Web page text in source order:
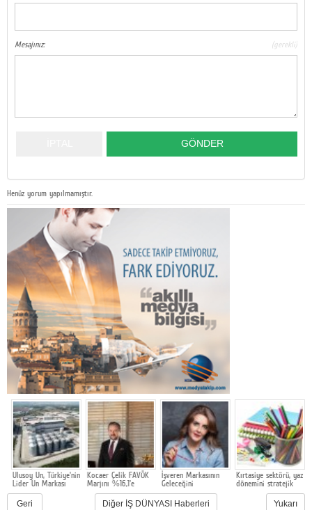
Mesajınız: (gerekli)
Henüz yorum yapılmamıştır.
Ulusoy Un, Türkiye'nin
Lider Un Markası
Olmayı Sürdürüyor
Kocaer Çelik FAVÖK
Marjını %16,1'e
Yükselterek Bilanço
Yapısını
İşveren Markasının
Geleceğini
Şekillendiren
Akademi 16. Kez
Kırtasiye sektörü, yaz
dönemini stratejik
hazırlık ve dönüşüm
süreciyle yönetiyor
Geri Diğer İŞ DÜNYASI Haberleri Yukarı